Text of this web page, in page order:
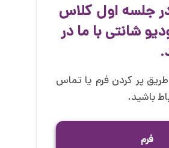
جلسه اول کلاس
شانتی با ما در
طریق پر کردن فرم یا تماس
باشید.
فرم